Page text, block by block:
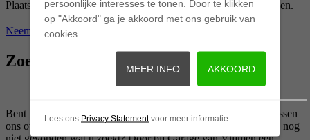
Plaats uw zoekopdracht bij ons door contact met ons op te nemen.
Neem contact op
Zoekopdrachten
Bent u op zoek naar een andere (gebruikte) auto? En heeft u tussen
ons overzicht van occasions (of op welke andere plek dan ook) nog
persoonlijke interesses te tonen. Door te klikken
op "Akkoord" ga je akkoord met ons gebruik van
cookies.
AKKOORD
MEER INFO
Lees ons Privacy Statementvoor meer informatie.